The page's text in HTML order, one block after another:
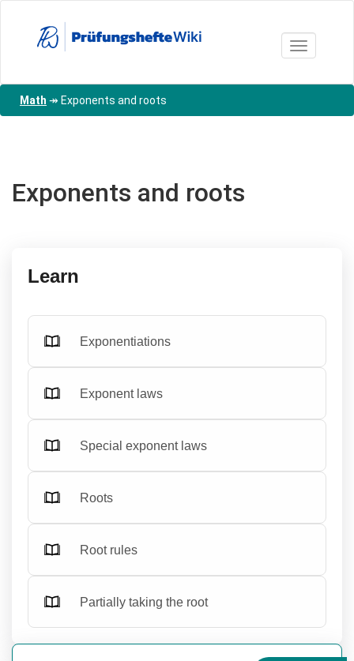
Toggle
Math ↠ Exponents and roots
Exponents and roots
Learn
Exponentiations
Exponent laws
Special exponent laws
Roots
Root rules
Partially taking the root